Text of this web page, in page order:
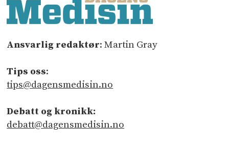
Ansvarlig redaktør: Martin Gray
Tips oss:
tips@dagensmedisin.no
Debatt og kronikk:
debatt@dagensmedisin.no